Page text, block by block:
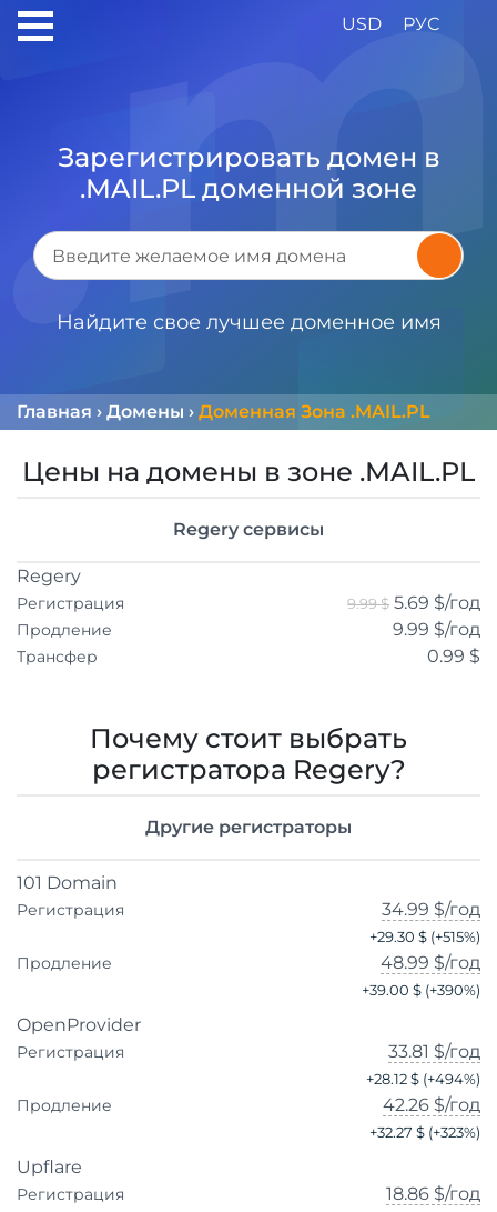
USD РУС
Зарегистрировать домен в
.MAIL.PL доменной зоне
Найдите свое лучшее доменное имя
Главная › Домены › Доменная Зона .MAIL.PL
Цены на домены в зоне .MAIL.PL
Regery сервисы
Regery
Регистрация 9.99 $ 5.69 $/год
Продление 9.99 $/год
Трансфер 0.99 $
Почему стоит выбрать
регистратора Regery?
Другие регистраторы
101 Domain
Регистрация 34.99 $/год
+29.30 $ (+515%)
Продление 48.99 $/год
+39.00 $ (+390%)
OpenProvider
Регистрация 33.81 $/год
+28.12 $ (+494%)
Продление 42.26 $/год
+32.27 $ (+323%)
Upflare
Регистрация 18.86 $/год